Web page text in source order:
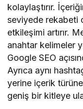
kolaylaştırır.
seviyede rekabeti
etkileşimi artırır.
anahtar kelimeler
Google SEO
Ayrıca aynı
yerine içerik
geniş bir kitleye